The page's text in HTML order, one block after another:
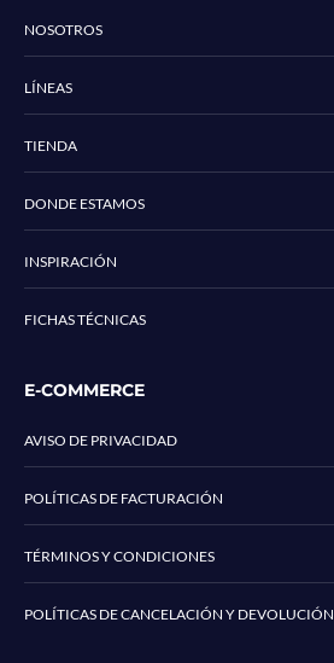
NOSOTROS
LÍNEAS
TIENDA
DONDE ESTAMOS
INSPIRACIÓN
FICHAS TÉCNICAS
E-COMMERCE
AVISO DE PRIVACIDAD
POLÍTICAS DE FACTURACIÓN
TÉRMINOS Y CONDICIONES
POLÍTICAS DE CANCELACIÓN Y DEVOLUCIÓN